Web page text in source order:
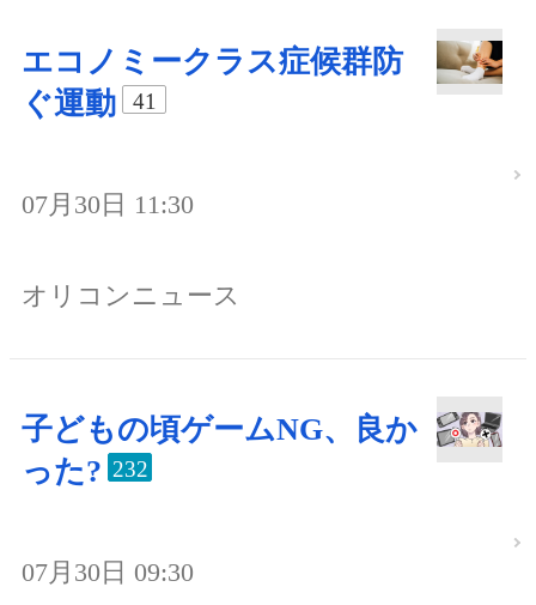
エコノミークラス症候群防
ぐ運動
41
07月30日 11:30
オリコンニュース
子どもの頃ゲームNG、良か
った? 232
07月30日 09:30